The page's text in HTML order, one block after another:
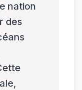
nation
des